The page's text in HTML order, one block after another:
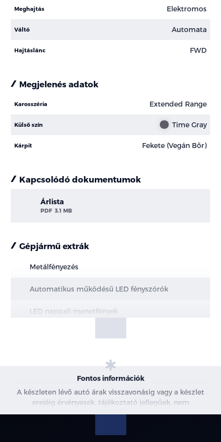
Meghajtás Elektromos
Váltó Automata
Hajtáslánc FWD
Megjelenés adatok
Karosszéria Extended Range
Külső szín Time Gray
Kárpit Fekete (Vegán Bőr)
Kapcsolódó dokumentumok
Árlista
PDF 3.1 MB
Gépjármű extrák
Metálfényezés
Automatikus működésű LED fényszórók
LED nappali menetfények
Intelligens távolsági fényszóró vezérlés (IHBC)
Fontos információk
A készleten lévő autó árak visszavonásig vagy a készlet
erejéig érvényesek, tájékoztató jellegűek, nem
minősülnek ajánlattételnek, a képek csak illusztrációk. A
információkért kérjen árajánlatot vagy vegye fel velünk a